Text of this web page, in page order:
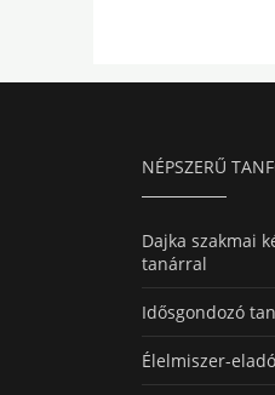
NÉPSZERŰ
Dajka szakmai
tanárral
Idősgondozó
Élelmiszer-